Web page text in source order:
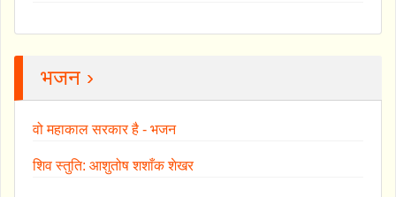
भजन ›
वो महाकाल सरकार है - भजन
शिव स्तुति: आशुतोष शशाँक शेखर